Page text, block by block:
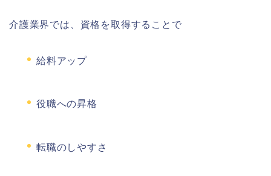
介護業界では、資格を取得することで
給料アップ
役職への昇格
転職のしやすさ